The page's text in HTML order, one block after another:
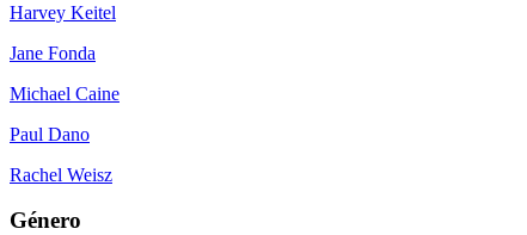
Harvey Keitel
Jane Fonda
Michael Caine
Paul Dano
Rachel Weisz
Género